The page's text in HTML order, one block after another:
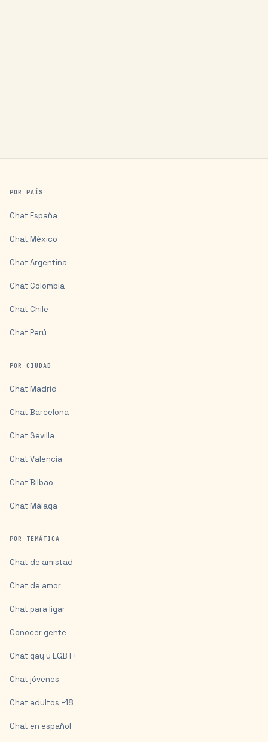
POR PAÍS
Chat España
Chat México
Chat Argentina
Chat Colombia
Chat Chile
Chat Perú
POR CIUDAD
Chat Madrid
Chat Barcelona
Chat Sevilla
Chat Valencia
Chat Bilbao
Chat Málaga
POR TEMÁTICA
Chat de amistad
Chat de amor
Chat para ligar
Conocer gente
Chat gay y LGBT+
Chat jóvenes
Chat adultos +18
Chat en español